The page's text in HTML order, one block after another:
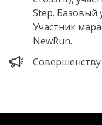
Step. Базовый
Участник
NewRun.